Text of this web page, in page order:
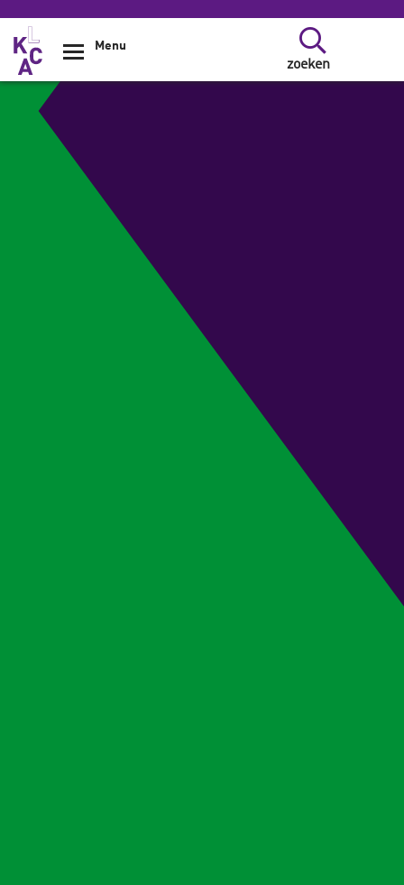
Overslaan en naar de inhoud gaan
zoeken
Menu